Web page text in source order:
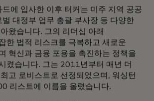
에 입사한 이후 터커는 미주 지역 공공
벌 대정부 업무 총괄 부사장 등 다양한
왔습니다. 그의 리더십 아래
한 법적 리스크를 극복하고 새로운
혁신과 금융 포용을 촉진하는 정책을
켰습니다. 그는 2011년부터 매년 더
고 로비스트로 선정되었으며, 워싱턴
리스트에 이름을 올렸습니다.